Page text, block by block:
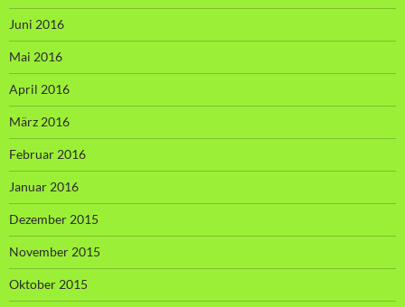
Juni 2016
Mai 2016
April 2016
März 2016
Februar 2016
Januar 2016
Dezember 2015
November 2015
Oktober 2015